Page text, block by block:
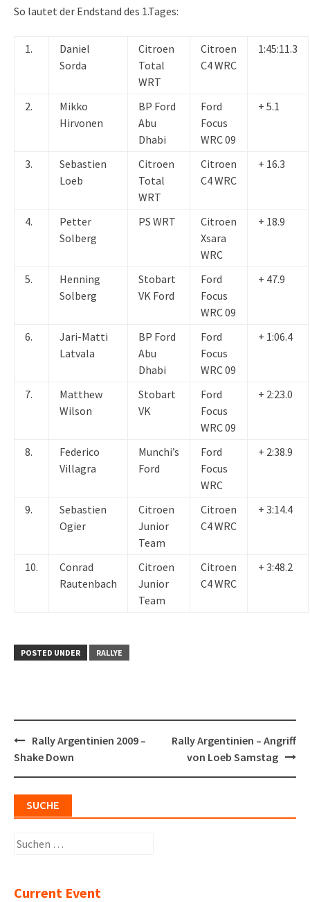
So lautet der Endstand des 1.Tages:
1.
Daniel
Sorda
Citroen
Total
WRT
Citroen
C4 WRC
1:45:11.3
2.
Mikko
Hirvonen
BP Ford
Abu
Dhabi
Ford
Focus
WRC 09
+ 5.1
3.
Sebastien
Loeb
Citroen
Total
WRT
Citroen
C4 WRC
+ 16.3
4.
Petter
Solberg
PS WRT
Citroen
Xsara
WRC
+ 18.9
5.
Henning
Solberg
Stobart
VK Ford
Ford
Focus
WRC 09
+ 47.9
6.
Jari-Matti
Latvala
BP Ford
Abu
Dhabi
Ford
Focus
WRC 09
+ 1:06.4
7.
Matthew
Wilson
Stobart
VK
Ford
Focus
WRC 09
+ 2:23.0
8.
Federico
Villagra
Munchi’s
Ford
Ford
Focus
WRC
+ 2:38.9
9.
Sebastien
Ogier
Citroen
Junior
Team
Citroen
C4 WRC
+ 3:14.4
10.
Conrad
Rautenbach
Citroen
Junior
Team
Citroen
C4 WRC
+ 3:48.2
POSTED UNDER RALLYE
Post
navigation
Rally Argentinien 2009 –
Shake Down
Rally Argentinien – Angriff
von Loeb Samstag
SUCHE
Suchen
Current Event